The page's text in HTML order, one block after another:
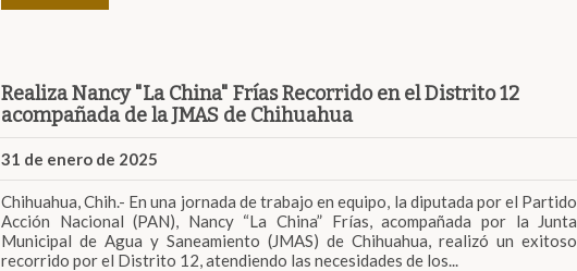
Realiza Nancy "La China" Frías Recorrido en el Distrito 12
acompañada de la JMAS de Chihuahua
31 de enero de 2025
Chihuahua, Chih.- En una jornada de trabajo en equipo, la diputada por el Partido
Acción Nacional (PAN), Nancy “La China” Frías, acompañada por la Junta
Municipal de Agua y Saneamiento (JMAS) de Chihuahua, realizó un exitoso
recorrido por el Distrito 12, atendiendo las necesidades de los...